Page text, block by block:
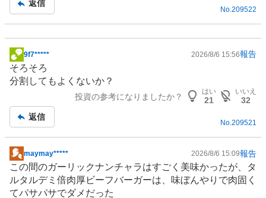
返信
No. 209522
掲
示
板
9f7***** 2026/8/6 15:56報告
そろそろ
分割してもよくないか？
投資の参考になりましたか？
はい
21
いいえ
32
返信
No.209521
掲
示
板
maymay***** 2026/8/6 15:09報告
この間のガーリックナンチャラはすごく美味かったが、タ
ルタルデミ倍肉厚ビーフバーガーは、味ぼんやりで肉固く
てパサパサでダメだった